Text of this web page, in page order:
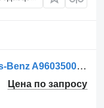
Реактивная тяга Brat de control V A9603500305 для грузовика Mercedes-Benz A9603500305 9603500305
Цена по запросу